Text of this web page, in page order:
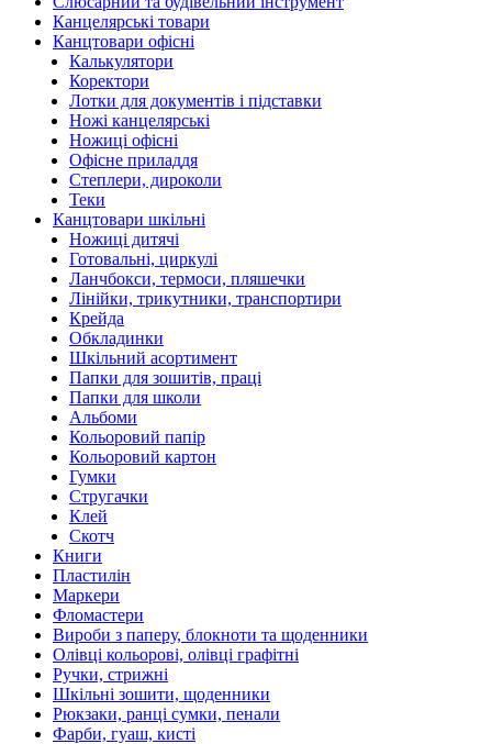
Канцелярські товари
Канцтовари офісні
Калькулятори
Коректори
Лотки для документів і підставки
Ножі канцелярські
Ножиці офісні
Офісне приладдя
Степлери, дироколи
Теки
Канцтовари шкільні
Ножиці дитячі
Готовальні, циркулі
Ланчбокси, термоси, пляшечки
Лінійки, трикутники, транспортири
Крейда
Обкладинки
Шкільний асортимент
Папки для зошитів, праці
Папки для школи
Альбоми
Кольоровий папір
Кольоровий картон
Гумки
Стругачки
Клей
Скотч
Книги
Пластилін
Маркери
Фломастери
Вироби з паперу, блокноти та щоденники
Олівці кольорові, олівці графітні
Ручки, стрижні
Шкільні зошити, щоденники
Рюкзаки, ранці сумки, пенали
Фарби, гуаш, кисті